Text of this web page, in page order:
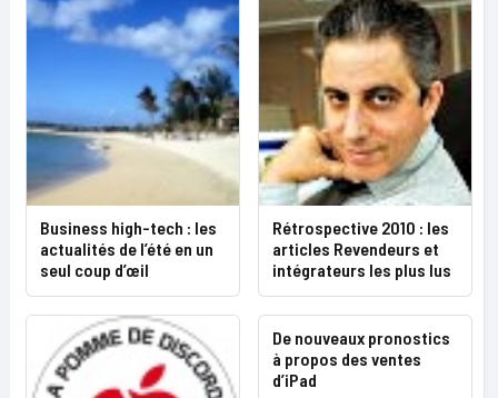
Business high-tech : les
actualités de l’été en un
seul coup d’œil
Rétrospective 2010 : les
articles Revendeurs et
intégrateurs les plus lus
De nouveaux pronostics
à propos des ventes
d’iPad